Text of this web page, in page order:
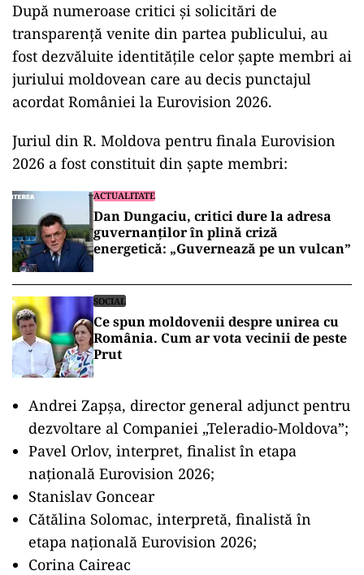
După numeroase critici și solicitări de
transparență venite din partea publicului, au
fost dezvăluite identitățile celor șapte membri ai
juriului moldovean care au decis punctajul
acordat României la Eurovision 2026.
Juriul din R. Moldova pentru finala Eurovision
2026 a fost constituit din șapte membri:
ACTUALITATE
Dan Dungaciu, critici dure la adresa
guvernanților în plină criză
energetică: „Guvernează pe un vulcan”
SOCIAL
Ce spun moldovenii despre unirea cu
România. Cum ar vota vecinii de peste
Prut
Andrei Zapșa, director general adjunct pentru
dezvoltare al Companiei „Teleradio-Moldova”;
Pavel Orlov, interpret, finalist în etapa
națională Eurovision 2026;
Stanislav Goncear
Cătălina Solomac, interpretă, finalistă în
etapa națională Eurovision 2026;
Corina Caireac